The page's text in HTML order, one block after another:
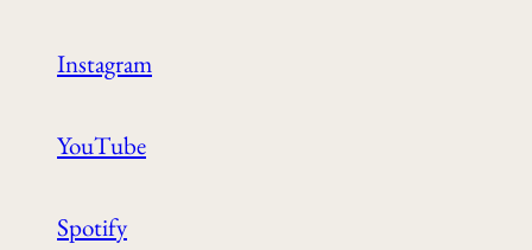
Instagram
YouTube
Spotify